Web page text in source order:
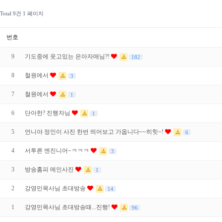
Total 9건 1 페이지
번호
9 기도중에 웃고있는 은아자매님?! 182
8 철원에서 3
7 철원에서 1
6 단아한? 진행자님 1
5 언니야 정인이 사진 한번 띄어보고 가옵니다~~히힛~! 6
4 서투른 엔진니어~ㅋㅋㅋ 3
3 방송홈피 메인사진 1
2 강영민목사님 초대방송 14
1 강영민목사님 초대방송때...진행! 96